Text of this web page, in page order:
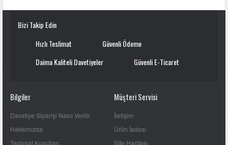
Bizi Takip Edin
Hızlı Teslimat
Güvenli Ödeme
Daima Kaliteli Davetiyeler
Güvenli E-Ticaret
Bilgiler
Davetiye Siparişi Nasıl Verilir
Hakkımızda
Teslimat Koşulları
Müşteri Servisi
İletişim
Ürün İadesi
Site Haritası